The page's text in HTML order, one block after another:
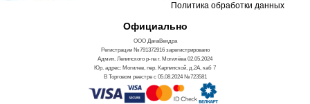
Политика обработки данных
Официально
ООО ДанаВендра
Регистрации №791372916 зарегистрировано
Админ. Ленинского р-на г. Могилёва 02.05.2024
Юр. адрес: Могилев, пер. Карпинской, д.2А, каб 7
В Торговом реестре с 05.08.2024 №723581